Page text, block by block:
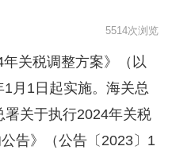
5514次浏览
关税调整方案》（以
月1日起实施。海关总
关于执行2024年关税
告》（公告〔2023〕1